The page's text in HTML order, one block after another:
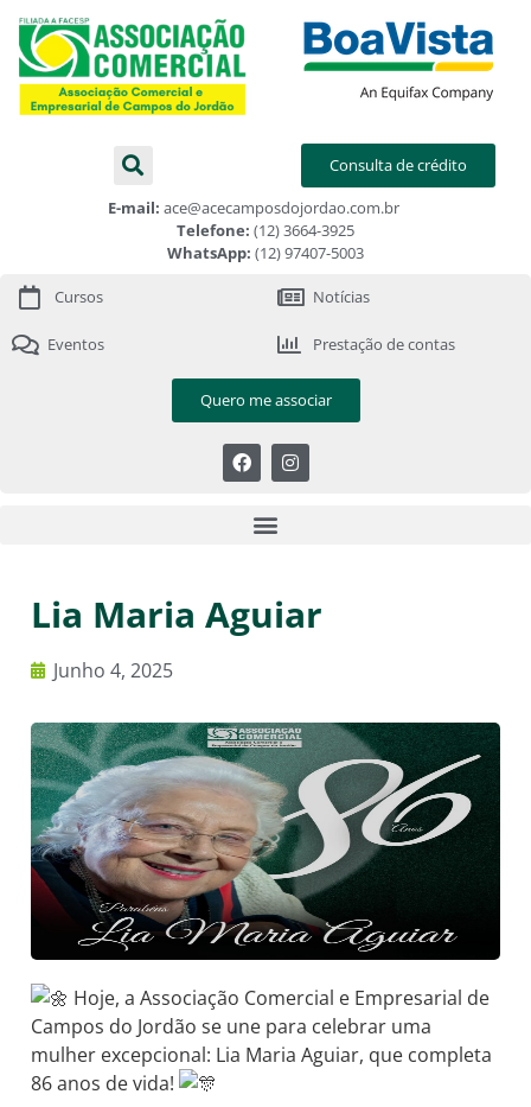
Consulta de crédito
E-mail: ace@acecamposdojordao.com.br
Telefone: (12) 3664-3925
WhatsApp: (12) 97407-5003
Cursos Notícias
Eventos Prestação de contas
Quero me associar
Lia Maria Aguiar
Junho 4, 2025
Hoje, a Associação Comercial e Empresarial de
Campos do Jordão se une para celebrar uma
mulher excepcional: Lia Maria Aguiar, que completa
86 anos de vida!